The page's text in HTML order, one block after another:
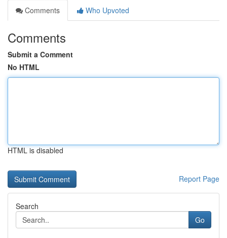
Comments
Who Upvoted
Comments
Submit a Comment
No HTML
HTML is disabled
Report Page
Search
Go